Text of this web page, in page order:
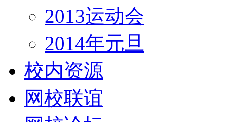
2013运动会
2014年元旦
校内资源
网校联谊